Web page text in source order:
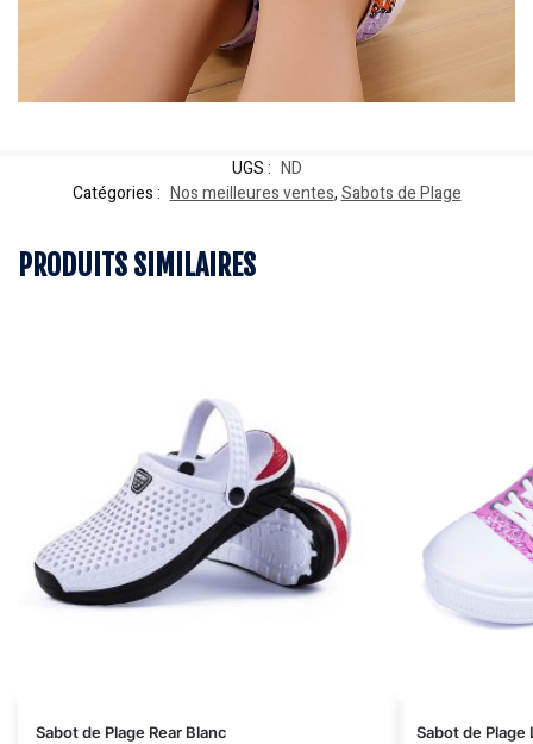
UGS : ND
Catégories : Nos meilleures ventes,Sabots de Plage
PRODUITS SIMILAIRES
Sabot de Plage Rear Blanc Sabot de Plage